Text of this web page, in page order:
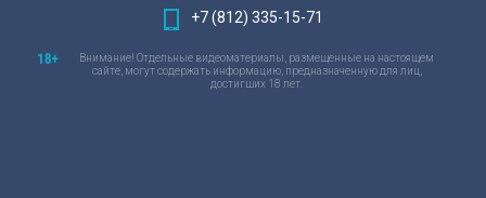
+7 (812) 335-15-71
Внимание! Отдельные видеоматериалы, размещенные на настоящем
сайте, могут содержать информацию, предназначенную для лиц,
достигших 18 лет.